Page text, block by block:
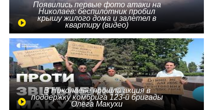
Появились первые фото атаки на
Николаев: беспилотник пробил
крышу жилого дома и залетел в
квартиру (видео)
В Николаеве прошла акция в
поддержку комбрига 123-й бригады
Олега Макухи